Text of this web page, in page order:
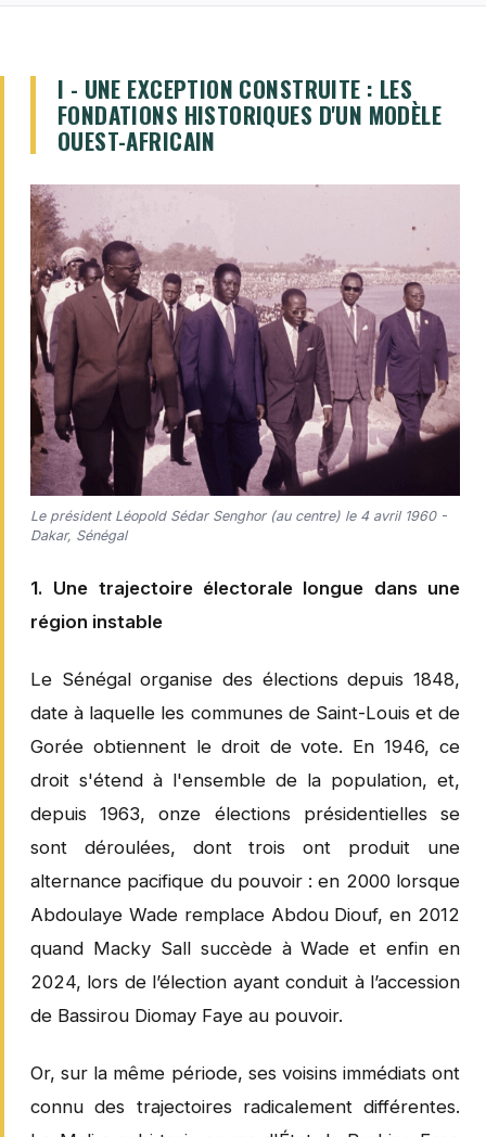
I - UNE EXCEPTION CONSTRUITE : LES
FONDATIONS HISTORIQUES D'UN MODÈLE
OUEST-AFRICAIN
Le président Léopold Sédar Senghor (au centre) le 4 avril 1960 -
Dakar, Sénégal
1. Une trajectoire électorale longue dans une
région instable
Le Sénégal organise des élections depuis 1848,
date à laquelle les communes de Saint-Louis et de
Gorée obtiennent le droit de vote. En 1946, ce
droit s'étend à l'ensemble de la population, et,
depuis 1963, onze élections présidentielles se
sont déroulées, dont trois ont produit une
alternance pacifique du pouvoir : en 2000 lorsque
Abdoulaye Wade remplace Abdou Diouf, en 2012
quand Macky Sall succède à Wade et enfin en
2024, lors de l’élection ayant conduit à l’accession
de Bassirou Diomay Faye au pouvoir.
Or, sur la même période, ses voisins immédiats ont
connu des trajectoires radicalement différentes.